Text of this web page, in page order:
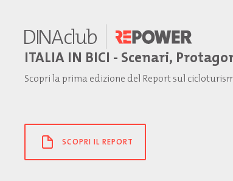
ITALIA IN BICI - Scenari,
Scopri la prima edizione del Report sul
SCOPRI IL REPORT